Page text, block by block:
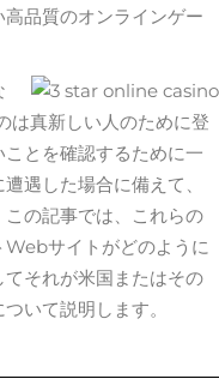
品質のオンラインゲー
は真新しい人のために登
とを確認するために一
遇した場合に備えて、
の記事では、これらの
Webサイトがどのように
それが米国またはその
いて説明します。